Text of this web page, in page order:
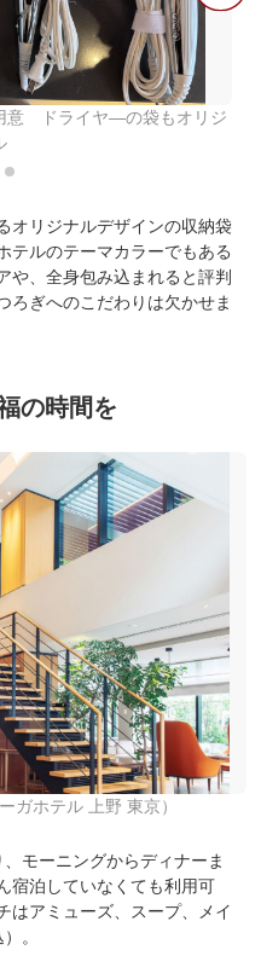
意 ドライヤ―の袋もオリジ
オリジナルデザインの収納袋
テルのテーマカラーでもある
や、全身包み込まれると評判
ろぎへのこだわりは欠かせま
の時間を
ガホテル 上野 東京）
モーニングからディナーま
宿泊していなくても利用可
はアミューズ、スープ、メイ
。